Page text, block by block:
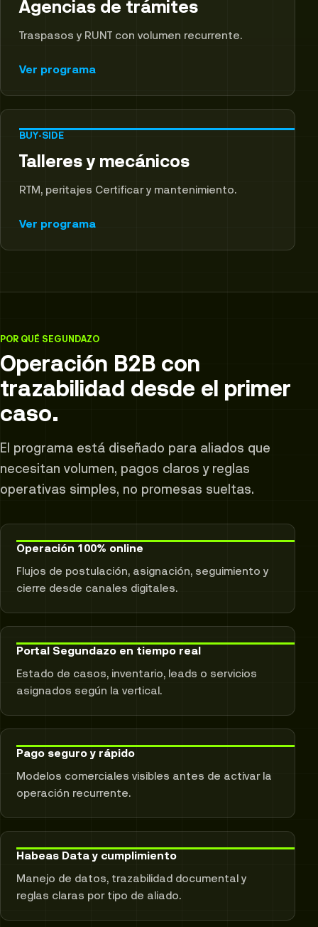
Agencias de trámites
Traspasos y RUNT con volumen recurrente.
Ver programa
BUY-SIDE
Talleres y mecánicos
RTM, peritajes Certificar y mantenimiento.
Ver programa
POR QUÉ SEGUNDAZO
Operación B2B con
trazabilidad desde el primer
caso.
El programa está diseñado para aliados que
necesitan volumen, pagos claros y reglas
operativas simples, no promesas sueltas.
Operación 100% online
Flujos de postulación, asignación, seguimiento y
cierre desde canales digitales.
Portal Segundazo en tiempo real
Estado de casos, inventario, leads o servicios
asignados según la vertical.
Pago seguro y rápido
Modelos comerciales visibles antes de activar la
operación recurrente.
Habeas Data y cumplimiento
Manejo de datos, trazabilidad documental y
reglas claras por tipo de aliado.